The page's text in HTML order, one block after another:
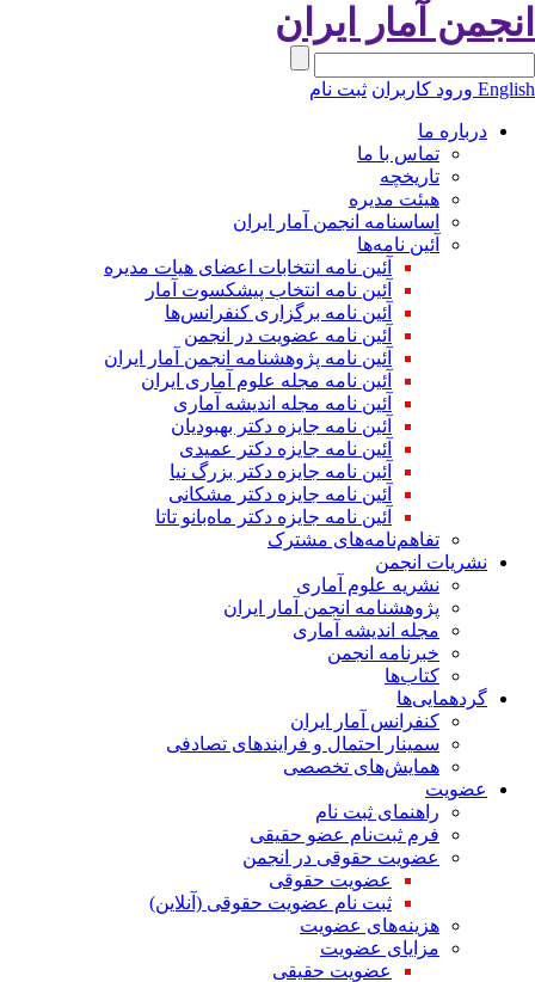
آمار ایران
ورود کاربران ثبت نام
درباره ما
تماس با ما
تاریخچه
هیئت مدیره
اساسنامه انجمن آمار ایران
آئین نامه‌ها
آئین نامه انتخابات اعضای هیات مدیره
آئین نامه انتخاب پیشکسوت آمار
آئین نامه برگزاری کنفرانس‌ها
آئین نامه عضویت در انجمن
آئین نامه پژوهشنامه انجمن آمار ایران
آئین نامه مجله علوم آماری ایران
آئین نامه مجله اندیشه آماری
آئین‌ نامه جایزه دکتر بهبودیان
آئین نامه جایزه دکتر عمیدی
آئین نامه جایزه دکتر بزرگ نیا
آئین نامه جایزه دکتر مشکانی
آئین نامه جایزه دکتر ماه‌بانو تاتا
تفاهم‌نامه‌های مشترک
نشریات انجمن
نشریه علوم آماری
پژوهشنامه انجمن آمار ایران
مجله اندیشه آماری
خبرنامه انجمن
کتاب‌ها
گردهمایی‌ها
کنفرانس آمار ایران
سمینار احتمال و فرایندهای تصادفی
همایش‌های تخصصی
عضویت
راهنمای ثبت نام
فرم ثبت‌نام عضو حقیقی
عضویت حقوقی در انجمن
عضویت حقوقی
ثبت نام عضویت حقوقی (آنلاین)
هزینه‌های عضویت
مزایای عضویت
عضویت حقیقی